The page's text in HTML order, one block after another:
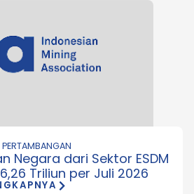
PERTAMBANGAN
Negara dari Sektor ESDM
Triliun per Juli 2026